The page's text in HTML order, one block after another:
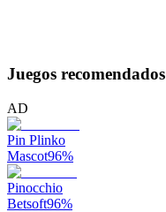
Juegos recomendados
AD
Pin Plinko
Mascot96%
Pinocchio
Betsoft96%